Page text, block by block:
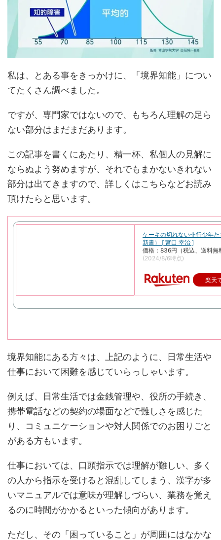
私は、とある事をきっかけに、「境界知能」につい
てたくさん調べました。
ですが、専門家ではないので、もちろん理解の足ら
ない部分はまだまだあります。
この記事を書くにあたり、精一杯、私個人の見解に
ならぬよう努めますが、それでもまかないきれない
部分は出てきますので、詳しくはこちらなどお読み
頂けたらと思います。
ケーキの切れない非行少年
新書） [ 宮口 幸治 ]
価格：836円（税込、送料無
(2024/8/6時点)
楽天
境界知能にある方々は、上記のように、日常生活や
仕事において困難を感じていらっしゃいます。
例えば、日常生活では金銭管理や、役所の手続き、
携帯電話などの契約の場面などで難しさを感じた
り、コミュニケーションや対人関係でのお困りごと
がある方もいます。
仕事においては、口頭指示では理解が難しい、多く
の人から指示を受けると混乱してしまう、漢字が多
いマニュアルでは意味が理解しづらい、業務を覚え
るのに時間がかかるといった傾向があります。
ただし、その「困っていること」が周囲にはなかな